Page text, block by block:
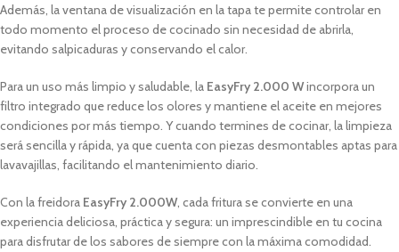
Además, la ventana de visualización en la tapa te permite controlar en
todo momento el proceso de cocinado sin necesidad de abrirla,
evitando salpicaduras y conservando el calor.
Para un uso más limpio y saludable, la EasyFry 2.000 Wincorpora un
filtro integrado que reduce los olores y mantiene el aceite en mejores
condiciones por más tiempo. Y cuando termines de cocinar, la limpieza
será sencilla y rápida, ya que cuenta con piezas desmontables aptas para
lavavajillas, facilitando el mantenimiento diario.
Con la freidora EasyFry 2.000W, cada fritura se convierte en una
experiencia deliciosa, práctica y segura: un imprescindible en tu cocina
para disfrutar de los sabores de siempre con la máxima comodidad.